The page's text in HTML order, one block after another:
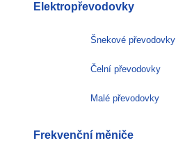
Elektropřevodovky
Šnekové převodovky
Čelní převodovky
Malé převodovky
Frekvenční měniče